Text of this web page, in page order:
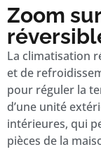
Zoom
La climatisation
et de
pour réguler la
d’une unité
intérieures, qui
pièces de la